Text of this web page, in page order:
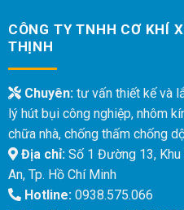
CÔNG TY TNHH CƠ KHÍ
THỊNH
Chuyên:tư vấn thiết kế và
lý hút bụi công nghiệp, nhôm
chữa nhà, chống thấm chống
Địa chỉ:Số 1 Đường 13, Khu
An, Tp. Hồ Chí Minh
Hotline:0938.575.066